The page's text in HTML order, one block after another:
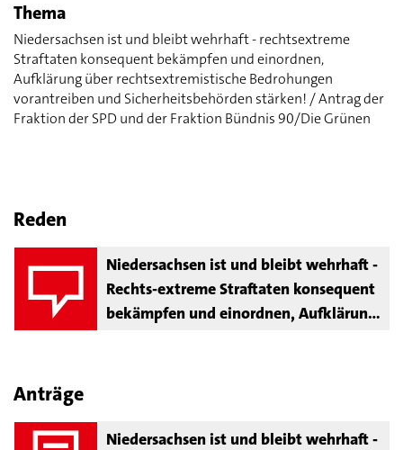
Thema
Niedersachsen ist und bleibt wehrhaft - rechtsextreme
Straftaten konsequent bekämpfen und einordnen,
Aufklärung über rechtsextremistische Bedrohungen
vorantreiben und Sicherheitsbehörden stärken! / Antrag der
Fraktion der SPD und der Fraktion Bündnis 90/Die Grünen
Reden
Niedersachsen ist und bleibt wehrhaft -
Rechts-extreme Straftaten konsequent
bekämpfen und einordnen, Aufklärung
Anträge
Niedersachsen ist und bleibt wehrhaft -